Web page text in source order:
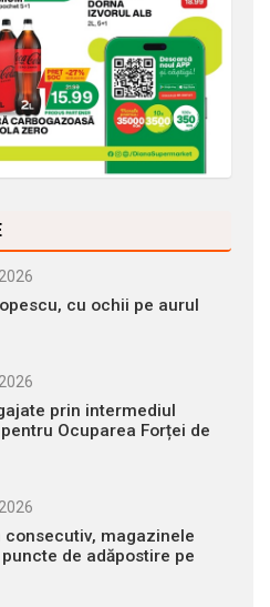
cu ochii pe aurul
prin intermediul
Ocuparea Forței de
consecutiv, magazinele
de adăpostire pe